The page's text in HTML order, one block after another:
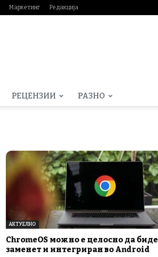
Маркетинг Редакција
РЕЦЕНЗИИ РАЗНО
АКТУЕЛНО
ChromeOS можно е целосно да биде
заменет и интегриран во Android